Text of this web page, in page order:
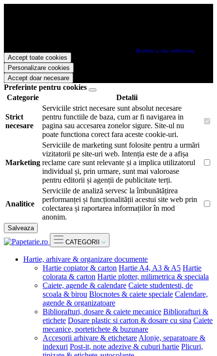
Papetarie.ro este necesar sa fiti de acord cu Politica de utilizare
cookie-uri.
Accept toate cookies
Personalizare cookies
Accept doar necesare
Preferinte pentru cookies
Categorie
Detalii
Strict
necesare
Serviciile strict necesare sunt absolut necesare
pentru functiile de baza, cum ar fi navigarea in
pagina sau accesarea zonelor sigure. Site-ul nu
poate functiona corect fara aceste cookie-uri.
Marketing
Serviciile de marketing sunt folosite pentru a urmări
vizitatorii pe site-uri web. Intenția este de a afișa
reclame care sunt relevante și a implica utilizatorul
individual și, prin urmare, sunt mai valoroase
pentru editorii și agenții de publicitate terți.
Analitice
Serviciile de analiză servesc la îmbunătățirea
performanței și funcționalității acestui site web prin
colectarea și raportarea informațiilor în mod
anonim.
Salveaza
CATEGORII
Hartie, arhivare & organizare documente
Hartie copiator & carton Hartie A4, A3 & A5 Hartie
colorata & carton Hartie plotter, milimetrica & speciala
Caiete, agende & calendare Caiete studentesti, de
scoala & birou Blocnotes & caiete speciale Calendare,
agende & organizatoare
Bibliorafturi, dosare & caiete mecanice Bibliorafturi &
etichete Dosare plastic si carton & dosare cu sina Caiete
mecanice, portetichete & buzunare
Accesorii arhivare & etichetare Alonje, separatoare &
indexuri Post-it, note adezive & cuburi hartie Plicuri,